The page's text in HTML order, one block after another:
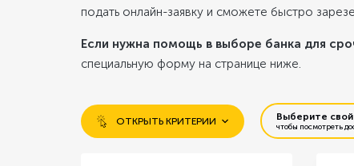
подать онлайн-заявку и сможете быстро
Если нужна помощь в выборе банка для
специальную форму на странице ниже.
ОТКРЫТЬ КРИТЕРИИ Выберите
чтобы посмотреть